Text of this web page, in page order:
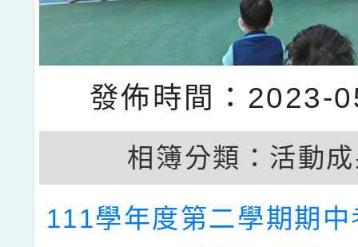
發佈時間：2023-
相簿分類： 活動
111學年度第二學期期